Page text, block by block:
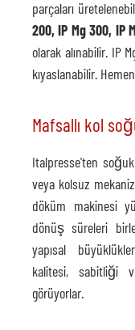
parçaları
200, IP Mg 300, IP
olarak alınabilir. IP
kıyaslanabilir.
Mafsallı kol
Italpresse'ten
veya kolsuz
döküm makinesi
dönüş süreleri
yapısal
kalitesi, sabitliği
görüyorlar.